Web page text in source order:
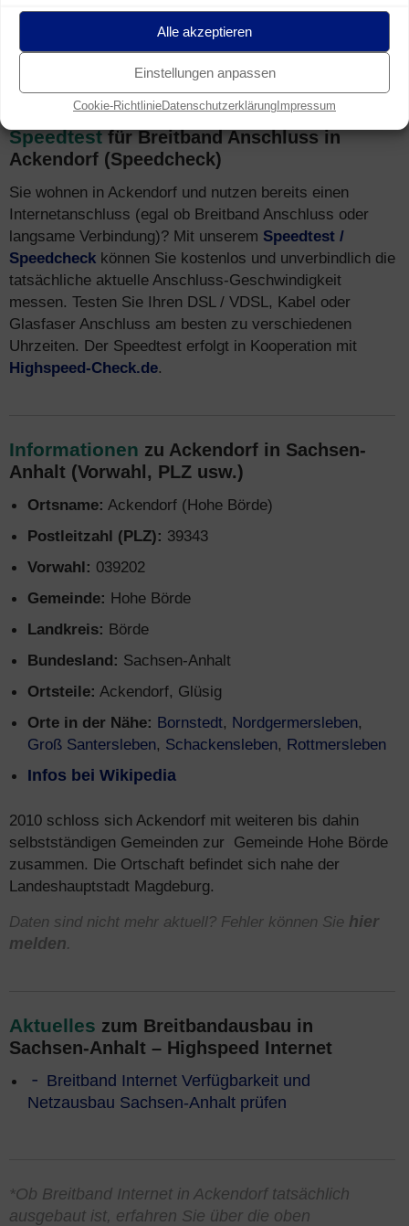
Alle akzeptieren
Einstellungen anpassen
Cookie-RichtlinieDatenschutzerklärung Impressum
auch schnelle Surf-Geschwindigkeiten über das
Mobilfunk-Netz in Ackendorf erreicht – via
HSPA (3G).
Speedtest für Breitband Anschluss in
Ackendorf (Speedcheck)
Sie wohnen in Ackendorf und nutzen bereits einen
Internetanschluss (egal ob Breitband Anschluss oder
langsame Verbindung)? Mit unserem Speedtest /
Speedcheck können Sie kostenlos und unverbindlich die
tatsächliche aktuelle Anschluss-Geschwindigkeit
messen. Testen Sie Ihren DSL / VDSL, Kabel oder
Glasfaser Anschluss am besten zu verschiedenen
Uhrzeiten. Der Speedtest erfolgt in Kooperation mit
Highspeed-Check.de.
Informationen zu Ackendorf in Sachsen-
Anhalt (Vorwahl, PLZ usw.)
Ortsname: Ackendorf (Hohe Börde)
Postleitzahl (PLZ): 39343
Vorwahl: 039202
Gemeinde: Hohe Börde
Landkreis: Börde
Bundesland: Sachsen-Anhalt
Ortsteile: Ackendorf, Glüsig
Orte in der Nähe: Bornstedt, Nordgermersleben,
Groß Santersleben, Schackensleben, Rottmersleben
Infos bei Wikipedia
2010 schloss sich Ackendorf mit weiteren bis dahin
selbstständigen Gemeinden zur Gemeinde Hohe Börde
zusammen. Die Ortschaft befindet sich nahe der
Landeshauptstadt Magdeburg.
Daten sind nicht mehr aktuell? Fehler können Sie hier
melden.
Aktuelles zum Breitbandausbau in
Sachsen-Anhalt – Highspeed Internet
Breitband Internet Verfügbarkeit und
Netzausbau Sachsen-Anhalt prüfen
*Ob Breitband Internet in Ackendorf tatsächlich
ausgebaut ist, erfahren Sie über die oben